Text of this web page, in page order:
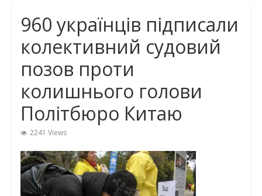
960 українців підписали
колективний судовий
позов проти
колишнього голови
Політбюро Китаю
2241 Views